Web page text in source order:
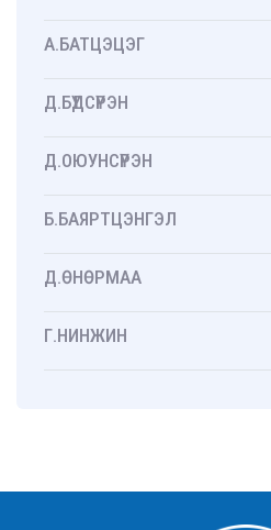
А.БАТЦЭЦЭГ
Д.БҮДСҮРЭН
Д.ОЮУНСҮРЭН
Б.БАЯРТЦЭНГЭЛ
Д.ӨНӨРМАА
Г.НИНЖИН